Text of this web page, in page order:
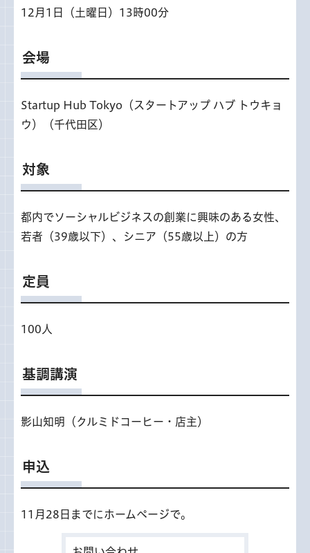
12月1日（土曜日）13時00分
会場
Startup Hub Tokyo（スタートアップ ハブ トウキョ
ウ）（千代田区）
対象
都内でソーシャルビジネスの創業に興味のある女性、
若者（39歳以下）、シニア（55歳以上）の方
定員
100人
基調講演
影山知明（クルミドコーヒー・店主）
申込
11月28日までにホームページで。